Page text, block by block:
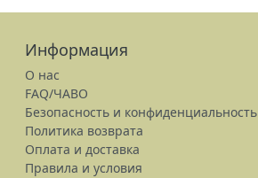
Информация
О нас
FAQ/ЧАВО
Безопасность и конфиденциальность
Политика возврата
Оплата и доставка
Правила и условия